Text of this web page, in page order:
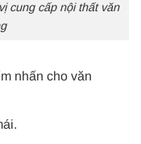
cung cấp nội thất văn
nhấn cho văn